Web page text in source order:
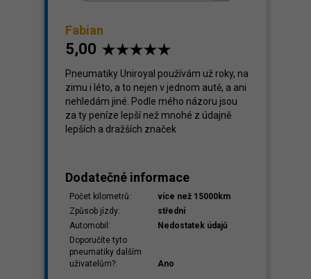
Fabian
5,00
Pneumatiky Uniroyal používám už roky, na
zimu i léto, a to nejen v jednom autě, a ani
nehledám jiné. Podle mého názoru jsou
za ty peníze lepší než mnohé z údajně
lepších a dražších značek
Dodatečné informace
Počet kilometrů:
více než 15000km
Způsob jízdy:
střední
Automobil:
Nedostatek údajů
Doporučíte tyto
pneumatiky dalším
uživatelům?:
Ano